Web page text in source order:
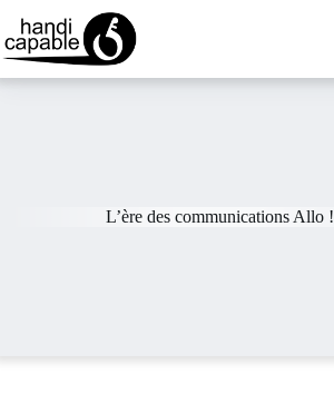
L’ère des communications Allo !